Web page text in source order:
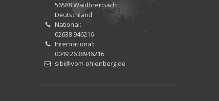
56588 Waldbreitbach
Deutschland
National:
02638 946216
International:
0049 2638946216
sibi@vom-ohlenberg.de